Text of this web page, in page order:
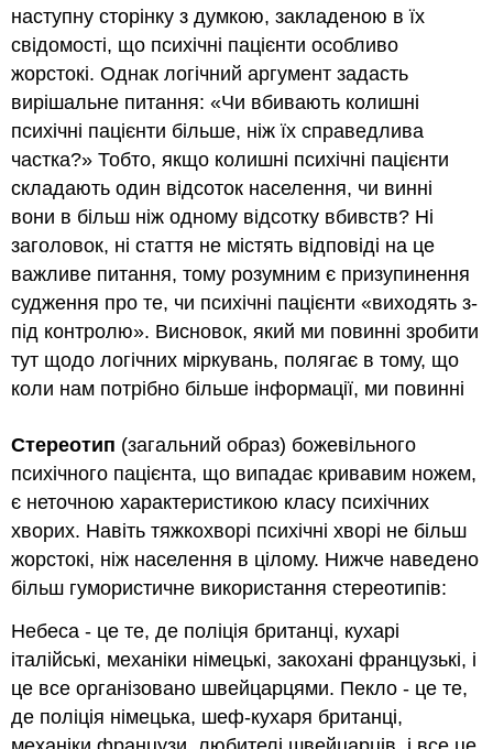
наступну сторінку з думкою, закладеною в їх
свідомості, що психічні пацієнти особливо
жорстокі. Однак логічний аргумент задасть
вирішальне питання: «Чи вбивають колишні
психічні пацієнти більше, ніж їх справедлива
частка?» Тобто, якщо колишні психічні пацієнти
складають один відсоток населення, чи винні
вони в більш ніж одному відсотку вбивств? Ні
заголовок, ні стаття не містять відповіді на це
важливе питання, тому розумним є призупинення
судження про те, чи психічні пацієнти «виходять з-
під контролю». Висновок, який ми повинні зробити
тут щодо логічних міркувань, полягає в тому, що
коли нам потрібно більше інформації, ми повинні
Стереотип (загальний образ) божевільного
психічного пацієнта, що випадає кривавим ножем,
є неточною характеристикою класу психічних
хворих. Навіть тяжкохворі психічні хворі не більш
жорстокі, ніж населення в цілому. Нижче наведено
більш гумористичне використання стереотипів:
Небеса - це те, де поліція британці, кухарі
італійські, механіки німецькі, закохані французькі, і
це все організовано швейцарцями. Пекло - це те,
де поліція німецька, шеф-кухаря британці,